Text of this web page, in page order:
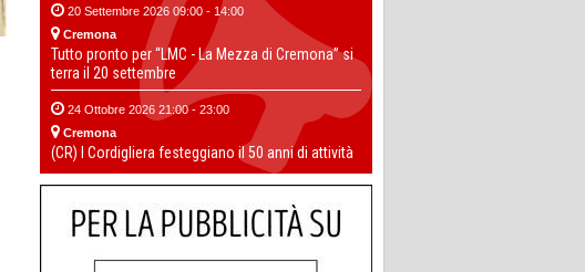
20 Settembre 2026 09:00 - 14:00
Cremona
Tutto pronto per “LMC - La Mezza di Cremona” si
terra il 20 settembre
24 Ottobre 2026 21:00 - 23:00
Cremona
(CR) I Cordigliera festeggiano il 50 anni di attività